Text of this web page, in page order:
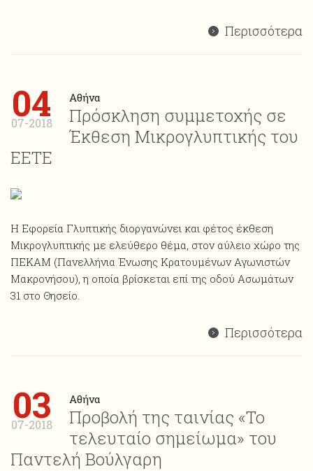
Περισσότερα
04
07-2018
Αθήνα
Πρόσκληση συμμετοχής σε
Έκθεση Μικρογλυπτικής του
ΕΕΤΕ
Η Εφορεία Γλυπτικής διοργανώνει και φέτος έκθεση
Mικρογλυπτικής με ελεύθερο θέμα, στον αύλειο χώρο της
ΠΕΚΑΜ (Πανελλήνια Ένωσης Κρατουμένων Αγωνιστών
Μακρονήσου), η οποία βρίσκεται επί της οδού Ασωμάτων
31 στο Θησείο.
Περισσότερα
03
07-2018
Αθήνα
Προβολή της ταινίας «Το
τελευταίο σημείωμα» του
Παντελή Βούλγαρη